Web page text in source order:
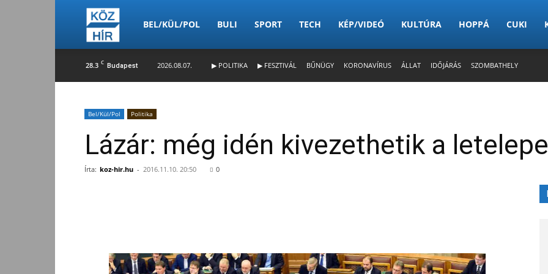
Köz-
BEL/KÜL/POL BULI SPORT TECH KÉP/VIDEÓ KULTÚRA HOPPÁ CUKI
28.3 C Budapest 2026.08.07. ▶ POLITIKA ▶ FESZTIVÁL BŰNÜGY KORONAVÍRUS ÁLLAT IDŐJÁRÁS SZOMBATHELY
Bel/Kül/Pol Politika
Lázár: még idén kivezethetik a
Írta: koz-hir.hu - 2016.11.10. 20:50 0